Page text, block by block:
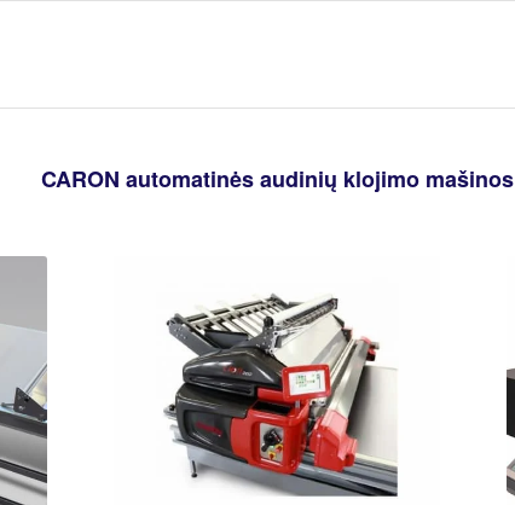
CARON automatinės audinių klojimo mašinos